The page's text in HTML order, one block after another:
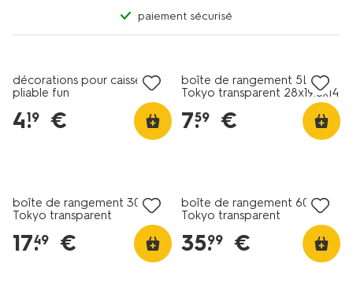
paiement sécurisé
décorations pour caisse
pliable fun
4.
19 €
boîte de rangement 5L
Tokyo transparent 28x19.5x14
7.
59 €
boîte de rangement 30L
Tokyo transparent
17.
49 €
boîte de rangement 60L
Tokyo transparent
35.
99 €